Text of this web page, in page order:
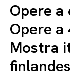
Opere a
Opere a
Mostra